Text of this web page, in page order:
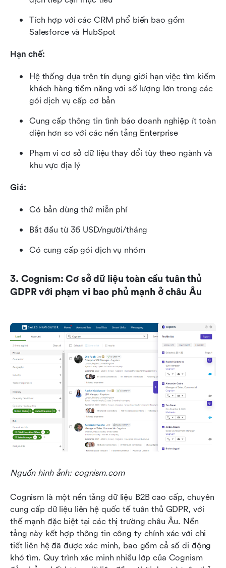
Tích hợp với các CRM phổ biến bao gồm
Salesforce và HubSpot
Hạn chế:
Hệ thống dựa trên tín dụng giới hạn việc tìm kiếm
khách hàng tiềm năng với số lượng lớn trong các
gói dịch vụ cấp cơ bản
Cung cấp thông tin tình báo doanh nghiệp ít toàn
diện hơn so với các nền tảng Enterprise
Phạm vi cơ sở dữ liệu thay đổi tùy theo ngành và
khu vực địa lý
Giá:
Có bản dùng thử miễn phí
Bắt đầu từ 36 USD/người/tháng
Có cung cấp gói dịch vụ nhóm
3. Cognism: Cơ sở dữ liệu toàn cầu tuân thủ
GDPR với phạm vi bao phủ mạnh ở châu Âu
Nguồn hình ảnh: cognism.com
Cognism là một nền tảng dữ liệu B2B cao cấp, chuyên
cung cấp dữ liệu liên hệ quốc tế tuân thủ GDPR, với
thế mạnh đặc biệt tại các thị trường châu Âu. Nền
tảng này kết hợp thông tin công ty chính xác với chi
tiết liên hệ đã được xác minh, bao gồm cả số di động
khó tìm. Quy trình xác minh nhiều lớp của Cognism